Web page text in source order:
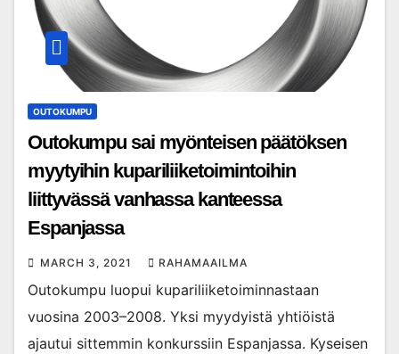
OUTOKUMPU
Outokumpu sai myönteisen päätöksen
myytyihin kupariliiketoimintoihin
liittyvässä vanhassa kanteessa
Espanjassa
MARCH 3, 2021 RAHAMAAILMA
Outokumpu luopui kupariliiketoiminnastaan
vuosina 2003–2008. Yksi myydyistä yhtiöistä
ajautui sittemmin konkurssiin Espanjassa. Kyseisen